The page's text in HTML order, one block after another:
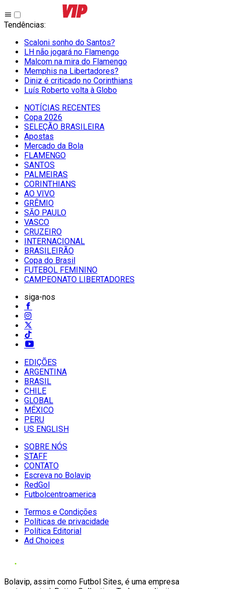
Tendências:
Scaloni sonho do Santos?
LH não jogará no Flamengo
Malcom na mira do Flamengo
Memphis na Libertadores?
Diniz é criticado no Corinthians
Luís Roberto volta à Globo
NOTÍCIAS RECENTES
Copa 2026
SELEÇÃO BRASILEIRA
Apostas
Mercado da Bola
FLAMENGO
SANTOS
PALMEIRAS
CORINTHIANS
AO VIVO
GRÊMIO
SĀO PAULO
VASCO
CRUZEIRO
INTERNACIONAL
BRASILEIRÃO
Copa do Brasil
FUTEBOL FEMININO
CAMPEONATO LIBERTADORES
siga-nos
EDIÇÕES
ARGENTINA
BRASIL
CHILE
GLOBAL
MÉXICO
PERU
US ENGLISH
SOBRE NÓS
STAFF
CONTATO
Escreva no Bolavip
RedGol
Futbolcentroamerica
Termos e Condições
Políticas de privacidade
Política Editorial
Ad Choices
Bolavip, assim como Futbol Sites, é uma empresa